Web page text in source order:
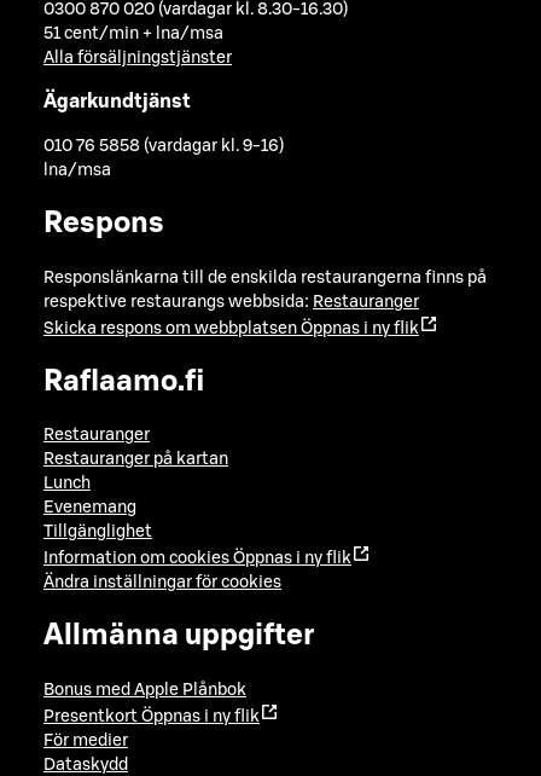
0300 870 020 (vardagar kl. 8.30-16.30)
51 cent/min + lna/msa
Alla försäljningstjänster
Ägarkundtjänst
010 76 5858 (vardagar kl. 9-16)
lna/msa
Respons
Responslänkarna till de enskilda restaurangerna finns på
respektive restaurangs webbsida: Restauranger
Skicka respons om webbplatsen Öppnas i ny flik
Raflaamo.fi
Restauranger
Restauranger på kartan
Lunch
Evenemang
Tillgänglighet
Information om cookies Öppnas i ny flik
Ändra inställningar för cookies
Allmänna uppgifter
Bonus med Apple Plånbok
Presentkort Öppnas i ny flik
För medier
Dataskydd